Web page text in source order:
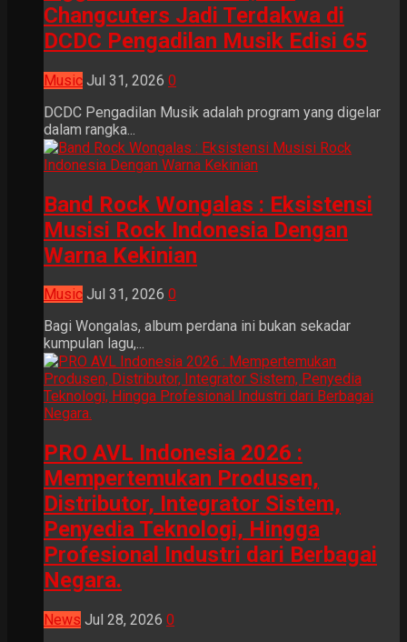
Changcuters Jadi Terdakwa di
DCDC Pengadilan Musik Edisi 65
Music Jul 31, 2026 0
DCDC Pengadilan Musik adalah program yang digelar
dalam rangka...
Band Rock Wongalas : Eksistensi
Musisi Rock Indonesia Dengan
Warna Kekinian
Music Jul 31, 2026 0
Bagi Wongalas, album perdana ini bukan sekadar
kumpulan lagu,...
PRO AVL Indonesia 2026 :
Mempertemukan Produsen,
Distributor, Integrator Sistem,
Penyedia Teknologi, Hingga
Profesional Industri dari Berbagai
Negara.
News Jul 28, 2026 0